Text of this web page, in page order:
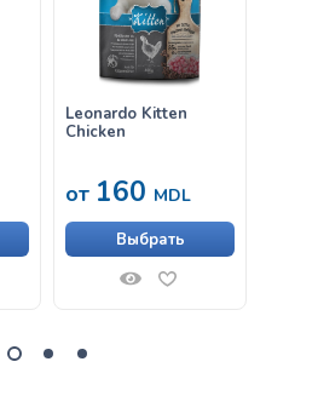
Leonardo Kitten
Chicken
от 160 MDL
Выбрать